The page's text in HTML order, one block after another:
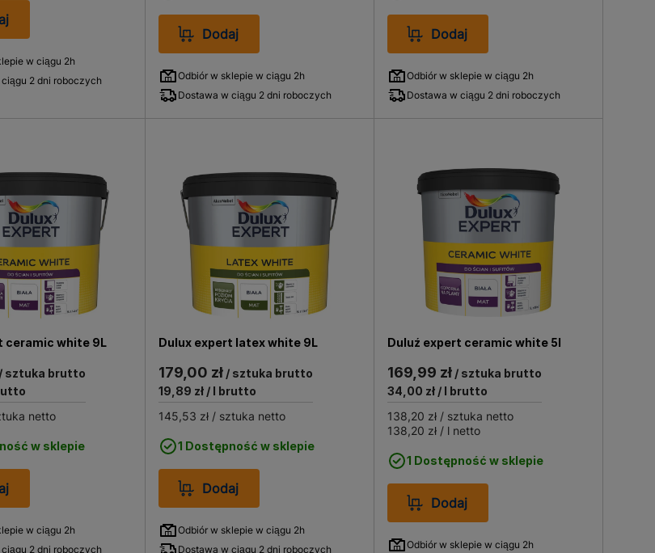
w ciągu 2h
2 dni roboczych
Dodaj
Odbiór w sklepie w ciągu 2h
Dostawa w ciągu 2 dni roboczych
Dodaj
Odbiór w sklepie w ciągu 2h
Dostawa w ciągu 2 dni roboczych
ceramic white 9L
sztuka brutto
netto
w sklepie
w ciągu 2h
2 dni roboczych
Dulux expert latex white 9L
179,00 zł/ sztuka brutto
19,89 zł/ l brutto
145,53 zł/ sztuka netto
1 Dostępność w sklepie
Dodaj
Odbiór w sklepie w ciągu 2h
Dostawa w ciągu 2 dni roboczych
Duluź expert ceramic white 5l
169,99 zł / sztuka brutto
34,00 zł / l brutto
138,20 zł / sztuka netto
138,20 zł / l netto
1 Dostępność w sklepie
Dodaj
Odbiór w sklepie w ciągu 2h